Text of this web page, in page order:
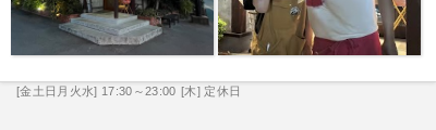
[金土日月火水] 17:30～23:00 [木] 定休日